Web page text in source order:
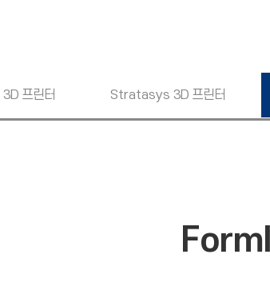
3D 프린터 Stratasys 3D 프린터